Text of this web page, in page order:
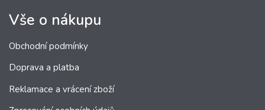
Vše o nákupu
Obchodní podmínky
Doprava a platba
Reklamace a vrácení zboží